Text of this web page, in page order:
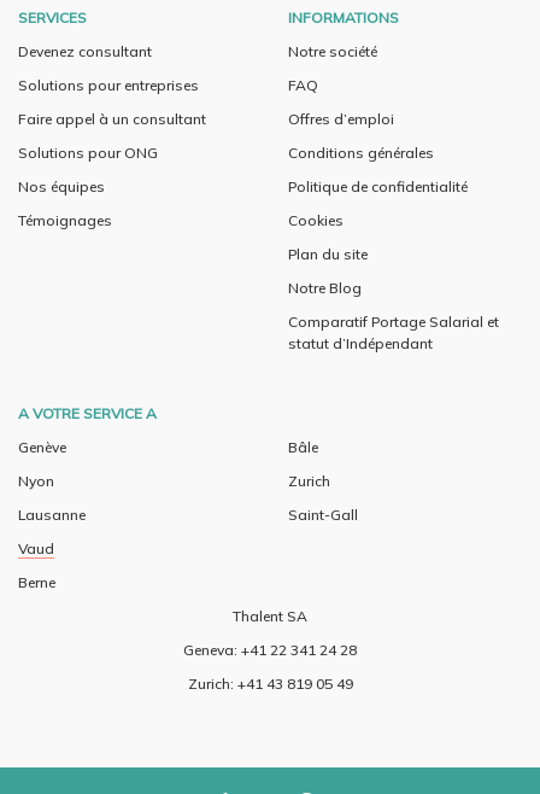
SERVICES
Devenez consultant
Solutions pour entreprises
Faire appel à un consultant
Solutions pour ONG
Nos équipes
Témoignages
INFORMATIONS
Notre société
FAQ
Offres d’emploi
Conditions générales
Politique de confidentialité
Cookies
Plan du site
Notre Blog
Comparatif Portage Salarial et
statut d’Indépendant
A VOTRE SERVICE A
Genève
Nyon
Lausanne
Vaud
Berne
Bâle
Zurich
Saint-Gall
Thalent SA
Geneva: +41 22 341 24 28
Zurich: +41 43 819 05 49